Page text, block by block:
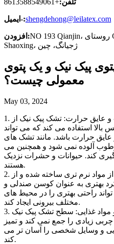
ایمیل-:shengdehong@leilatex.com
افزودن:NO 193 Qianjin، روستای Qunxian، شهر Qixian، Keqiao،
Shaoxing، ژجیانگ، چین
پیک نیک و یک پتوی
معمولی چیست؟
May 03, 2024
1. خاصیت ضد رطوبت، ضد آب و عایق حرارت: تشک پیک نیک از
بالا استفاده می کند که می تواند
عایق حرارت باشد. مانند تشک های
آلوده نمی شود و همچنین می
کند. حیوانات و حشرات نزدیک
هستند.
2. ضخامت و راحتی: تشک پیک نیک از مواد نرم تری ساخته شده و از
به عنوان کوسن صندلی و
راحتی بهتری را در محیط های
مختلف بیرونی ایجاد کند.
3. محافظت از وسایل شخصی و مواد غذایی: سطح تشک پیک نیک
زیادی را جمع نمی کند و تمیز
و وسایل شخصی را آسان تر می
کند.